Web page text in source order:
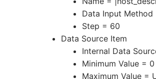
Data Input Method
Step = 60
Data Source Item
Internal Data
Minimum Value = 0
Maximum Value =